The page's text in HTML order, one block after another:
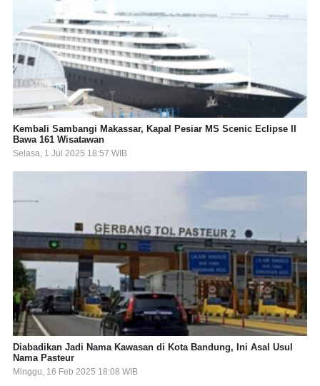
Kembali Sambangi Makassar, Kapal Pesiar MS Scenic Eclipse II
Bawa 161 Wisatawan
Selasa, 1 Jul 2025 18:57 WIB
Diabadikan Jadi Nama Kawasan di Kota Bandung, Ini Asal Usul
Nama Pasteur
Minggu, 16 Feb 2025 18:08 WIB